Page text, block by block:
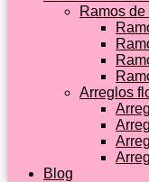
Ramos de
Arreglos
Blog